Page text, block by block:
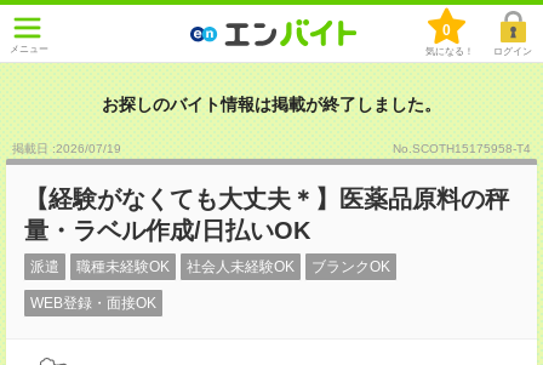
メニュー
0
気になる！ ログイン
お探しのバイト情報は掲載が終了しました。
掲載日 :2026/07/19 No.SCOTH15175958-T4
【経験がなくても大丈夫＊】医薬品原料の秤
量・ラベル作成/日払いOK
派遣 職種未経験OK 社会人未経験OK ブランクOK
WEB登録・面接OK